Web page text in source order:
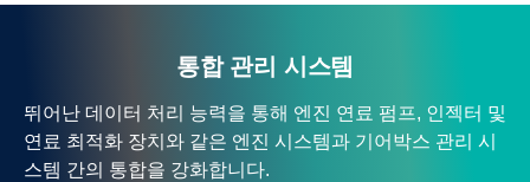
통합 관리 시스템
뛰어난 데이터 처리 능력을 통해 엔진 연료 펌프, 인젝터 및
연료 최적화 장치와 같은 엔진 시스템과 기어박스 관리 시
스템 간의 통합을 강화합니다.